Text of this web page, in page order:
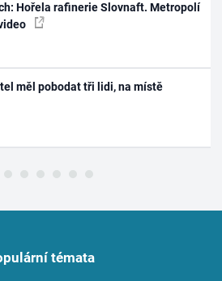
Hořela rafinerie Slovnaft. Metropolí
měl pobodat tři lidi, na místě
témata